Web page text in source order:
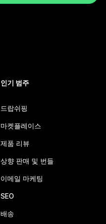
인기 범주
드랍쉬핑
마켓플레이스
제품 리뷰
상향 판매 및 번들
이메일 마케팅
SEO
배송